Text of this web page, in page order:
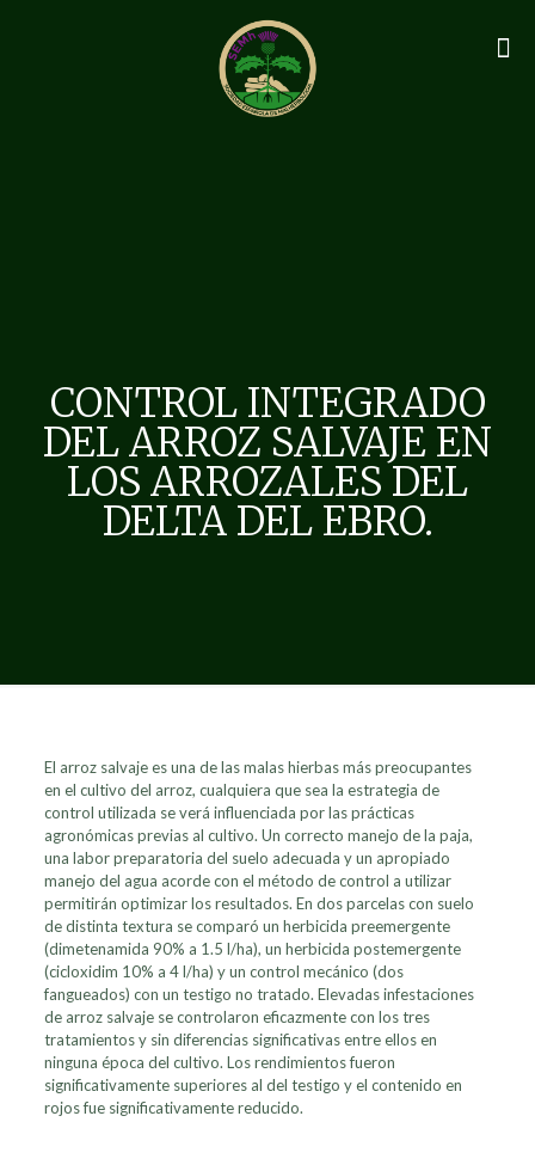
CONTROL INTEGRADO
DEL ARROZ SALVAJE EN
LOS ARROZALES DEL
DELTA DEL EBRO.
El arroz salvaje es una de las malas hierbas más preocupantes
en el cultivo del arroz, cualquiera que sea la estrategia de
control utilizada se verá influenciada por las prácticas
agronómicas previas al cultivo. Un correcto manejo de la paja,
una labor preparatoria del suelo adecuada y un apropiado
manejo del agua acorde con el método de control a utilizar
permitirán optimizar los resultados. En dos parcelas con suelo
de distinta textura se comparó un herbicida preemergente
(dimetenamida 90% a 1.5 l/ha), un herbicida postemergente
(cicloxidim 10% a 4 l/ha) y un control mecánico (dos
fangueados) con un testigo no tratado. Elevadas infestaciones
de arroz salvaje se controlaron eficazmente con los tres
tratamientos y sin diferencias significativas entre ellos en
ninguna época del cultivo. Los rendimientos fueron
significativamente superiores al del testigo y el contenido en
rojos fue significativamente reducido.